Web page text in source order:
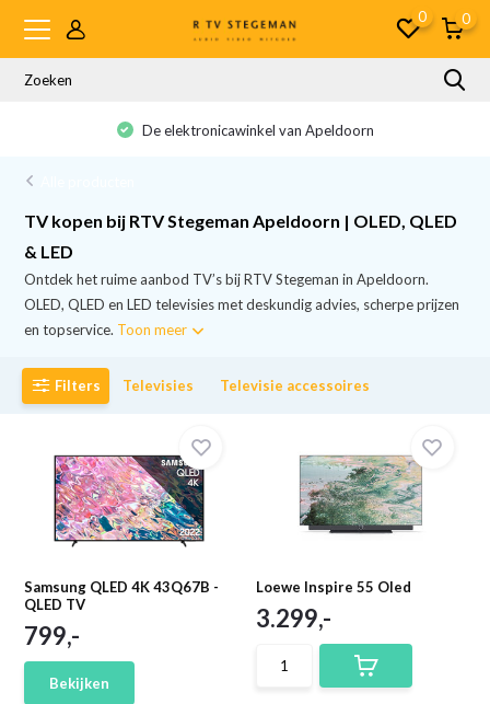
0 0
De elektronicawinkel van Apeldoorn
TV kopen bij RTV Stegeman Apeldoorn | OLED, QLED
& LED
Ontdek het ruime aanbod TV’s bij RTV Stegeman in Apeldoorn.
OLED, QLED en LED televisies met deskundig advies, scherpe prijzen
en topservice. Toon meer
Filters Televisies Televisie accessoires
Samsung QLED 4K 43Q67B -
QLED TV
799,-
Bekijken
Loewe Inspire 55 Oled
3.299,-